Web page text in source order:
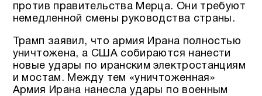
против правительства Мерца. Они требуют
немедленной смены руководства страны.
Трамп заявил, что армия Ирана полностью
уничтожена, а США собираются нанести
новые удары по иранским электростанциям
и мостам. Между тем «уничтоженная»
Армия Ирана нанесла удары по военным